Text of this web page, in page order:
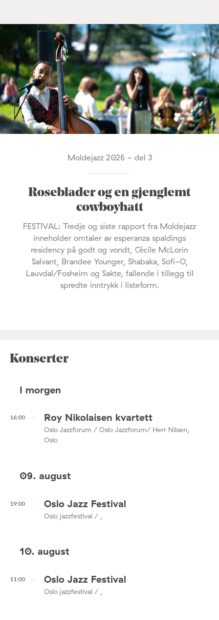
Moldejazz 2026 - del 3
Roseblader og en gjenglemt
cowboyhatt
FESTIVAL: Tredje og siste rapport fra Moldejazz
inneholder omtaler av esperanza spaldings
residency på godt og vondt, Cécile McLorin
Salvant, Brandee Younger, Shabaka, Sofi-O,
Lauvdal/Fosheim og Sakte, fallende i tillegg til
spredte inntrykk i listeform.
Konserter
I morgen
16:00 Roy Nikolaisen kvartett
Oslo Jazzforum / Oslo Jazzforum/ Herr Nilsen,
Oslo
09. august
19:00 Oslo Jazz Festival
Oslo jazzfestival / ,
10. august
11:00 Oslo Jazz Festival
Oslo jazzfestival / ,